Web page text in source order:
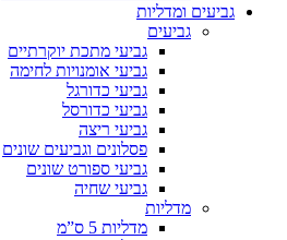
גביעים ומדליות
גביעים
גביעי מתכת יוקרתיים
גביעי אומנויות לחימה
גביעי כדורגל
גביעי כדורסל
גביעי ריצה
פסלונים וגביעים שונים
גביעי ספורט שונים
גביעי שחיה
מדליות
מדליות 5 ס”מ